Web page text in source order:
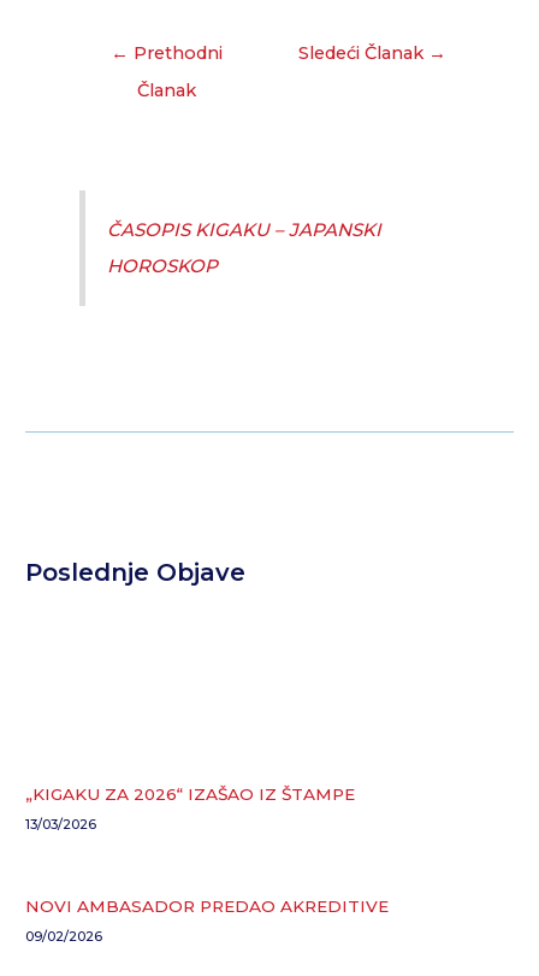
← Prethodni
Članak
Sledeći Članak →
ČASOPIS KIGAKU – JAPANSKI
HOROSKOP
Poslednje Objave
„KIGAKU ZA 2026“ IZAŠAO IZ ŠTAMPE
13/03/2026
NOVI AMBASADOR PREDAO AKREDITIVE
09/02/2026